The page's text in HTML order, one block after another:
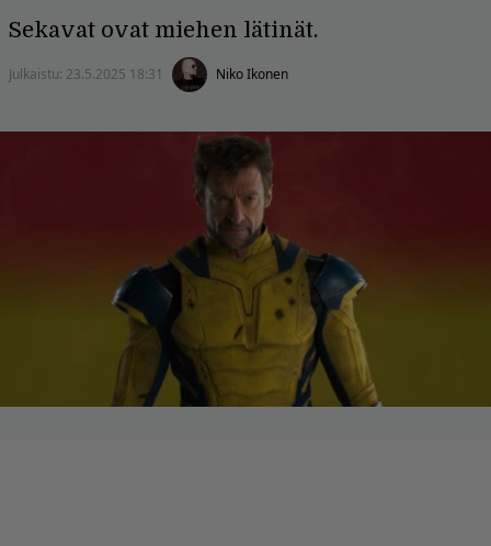
Sekavat ovat miehen lätinät.
Julkaistu: 23.5.2025 18:31 Niko Ikonen